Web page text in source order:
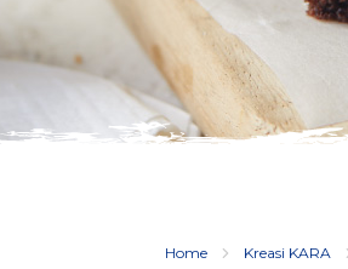
Home Kreasi KARA